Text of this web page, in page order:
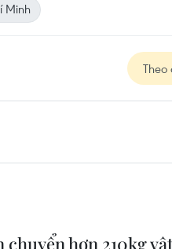
Minh
Theo
hơn 210kg